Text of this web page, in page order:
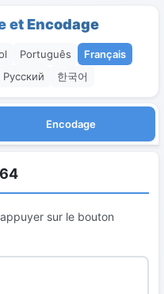
et Encodage
Português
Français
Русский 한국어
Encodage
sur le bouton